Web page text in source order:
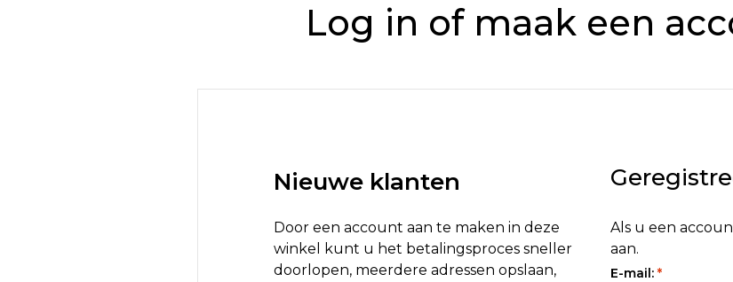
Log in of maak een
Nieuwe klanten
Door een account aan te maken in deze
winkel kunt u het betalingsproces sneller
doorlopen, meerdere adressen opslaan,
Als u een
aan.
E-mail: *